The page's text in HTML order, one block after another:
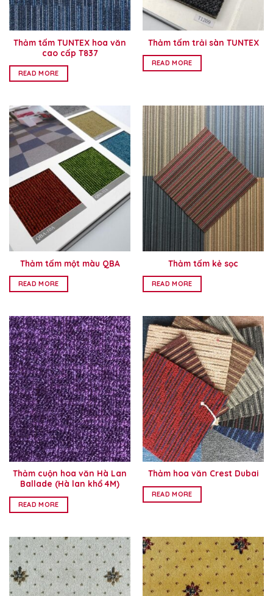
Thảm tấm TUNTEX hoa văn
cao cấp T837
READ MORE
Thảm tấm trải sàn TUNTEX
READ MORE
Thảm tấm một màu QBA
READ MORE
Thảm tấm kẻ sọc
READ MORE
Thảm cuộn hoa văn Hà Lan
Ballade (Hà lan khổ 4M)
READ MORE
Thảm hoa văn Crest Dubai
READ MORE